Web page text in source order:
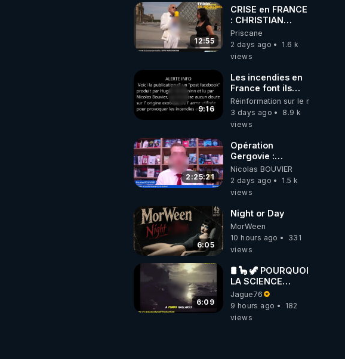
Haies
12:55
CRISE en FRANCE
: CHRISTIAN
COTTEN FAIT une
étrange
découverte
Priscane
2 days ago
1.6 k
views
9:16
Les incendies en
France font ils
partie d' un plan
qui aurait débuté
le 11 septembre
Réinformation sur le monde
3 days ago
8.9 k
views
2:25:21
Opération
Gergovie :
‪@38resistancegauloise‬
‪@MarionSigautOfficiel‬
‪@gladysriifard5710‬
Nicolas BOUVIER
2 days ago
1.5 k
views
6:05
Night or Day
MorWeen
10 hours ago
331
views
6:09
🛢 🦕 🦖 POURQUOI
LA SCIENCE
OFFICIELLE NE
CONNAÎT-ELLE
PAS LA VRAIE
Jague76
9 hours ago
182
views